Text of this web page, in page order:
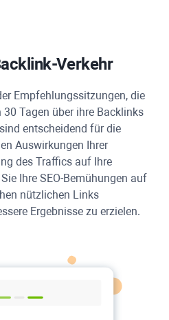
Verkehr
Empfehlungssitzungen, die
30 Tagen über ihre Backlinks
entscheidend für die
Auswirkungen Ihrer
des Traffics auf Ihre
Ihre SEO-Bemühungen auf
nützlichen Links
Ergebnisse zu erzielen.